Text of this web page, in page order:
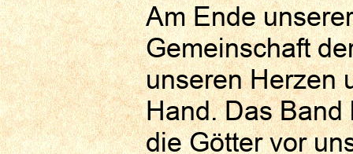
Am Ende
Gemeinschaft
unseren Herzen
Hand. Das Band
die Götter vor